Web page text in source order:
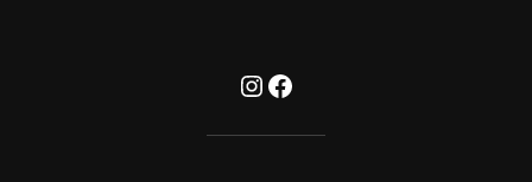
Instagram
Facebook